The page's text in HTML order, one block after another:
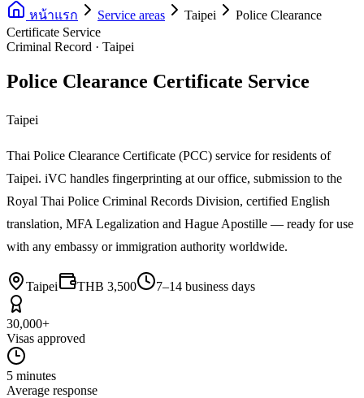
หน้าแรก Service areas Taipei
Police Clearance
Certificate Service
Criminal Record · Taipei
Police Clearance Certificate Service
Taipei
Thai Police Clearance Certificate (PCC) service for residents of
Taipei. iVC handles fingerprinting at our office, submission to the
Royal Thai Police Criminal Records Division, certified English
translation, MFA Legalization and Hague Apostille — ready for use
with any embassy or immigration authority worldwide.
Taipei THB 3,500 7–14 business days
30,000+
Visas approved
5 minutes
Average response